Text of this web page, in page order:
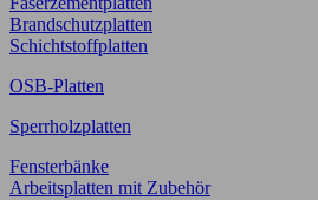
Brandschutzplatten
Schichtstoffplatten
OSB-Platten
Sperrholzplatten
Fensterbänke
Arbeitsplatten mit Zubehör